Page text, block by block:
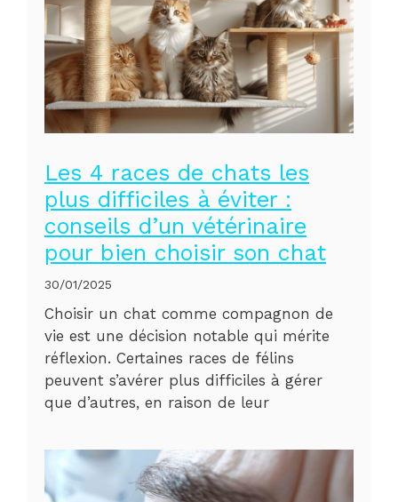
Les 4 races de chats les
plus difficiles à éviter :
conseils d’un vétérinaire
pour bien choisir son chat
30/01/2025
Choisir un chat comme compagnon de
vie est une décision notable qui mérite
réflexion. Certaines races de félins
peuvent s’avérer plus difficiles à gérer
que d’autres, en raison de leur